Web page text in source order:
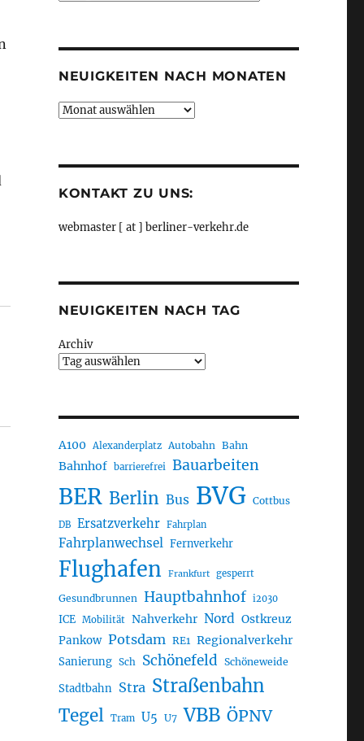
NEUIGKEITEN NACH MONATEN
Neuigkeiten
KONTAKT ZU UNS:
webmaster [ at ] berliner-verkehr.de
NEUIGKEITEN NACH TAG
Archiv
A100 Alexanderplatz Autobahn Bahn
Bahnhof barrierefrei Bauarbeiten
BER Berlin Bus BVG Cottbus
DB Ersatzverkehr Fahrplan
Fahrplanwechsel Fernverkehr
Flughafen Frankfurt gesperrt
Gesundbrunnen Hauptbahnhof i2030
ICE Mobilität Nahverkehr Nord Ostkreuz
Pankow Potsdam RE1 Regionalverkehr
Sanierung Sch Schönefeld Schöneweide
Stadtbahn Stra Straßenbahn
Tegel Tram U5 U7 VBB ÖPNV